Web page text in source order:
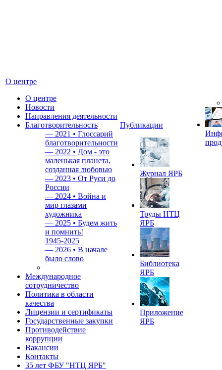
О центре
О центре
Новости
Направления деятельности
Благотворительность
— 2021 • Глоссарий
благотворительности
— 2022 • Дом - это
маленькая планета,
созданная любовью
— 2023 • От Руси до
России
— 2024 • Война и
мир глазами
художника
— 2025 • Будем жить
и помнить!
1945-2025
— 2026 • В начале
было слово
Международное
сотрудничество
Политика в области
качества
Лицензии и сертификаты
Государственные закупки
Противодействие
коррупции
Вакансии
Контакты
35 лет ФБУ "НТЦ ЯРБ"
Публикации
Журнал ЯРБ
Труды НТЦ
ЯРБ
Библиотека
ЯРБ
Приложение
ЯРБ